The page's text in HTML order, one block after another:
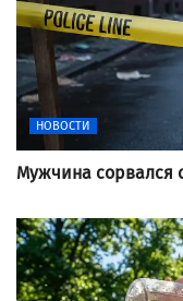
НОВОСТИ
Мужчина сорвался